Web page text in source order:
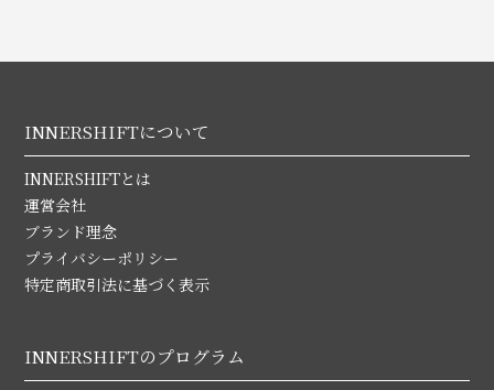
INNERSHIFTについて
INNERSHIFTとは
運営会社
ブランド理念
プライバシーポリシー
特定商取引法に基づく表示
INNERSHIFTのプログラム